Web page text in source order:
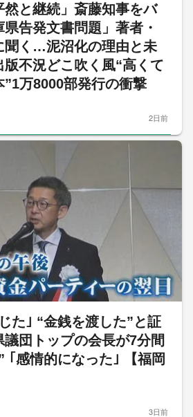
然と継続」斎藤知事をバ
告発文書問題」著者・
聞く…泥沼化の理由と未
不況どこ吹く風“高くて
”1万8000部発行の衝撃
2日前
た｣ “金銭を渡した”と証
団トップの会長が7分間
｢感情的になった｣ 【福岡
3日前